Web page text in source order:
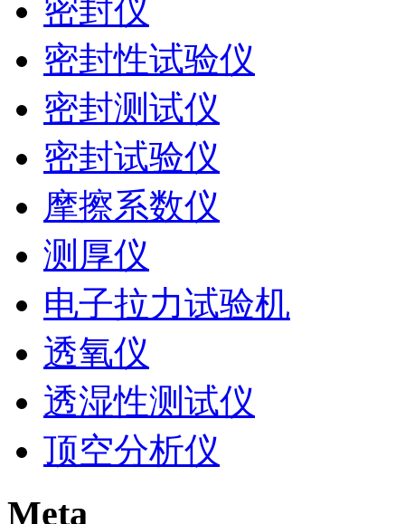
密封仪
密封性试验仪
密封测试仪
密封试验仪
摩擦系数仪
测厚仪
电子拉力试验机
透氧仪
透湿性测试仪
顶空分析仪
Meta